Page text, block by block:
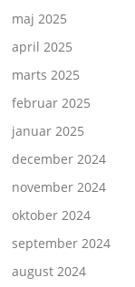
maj 2025
april 2025
marts 2025
februar 2025
januar 2025
december 2024
november 2024
oktober 2024
september 2024
august 2024